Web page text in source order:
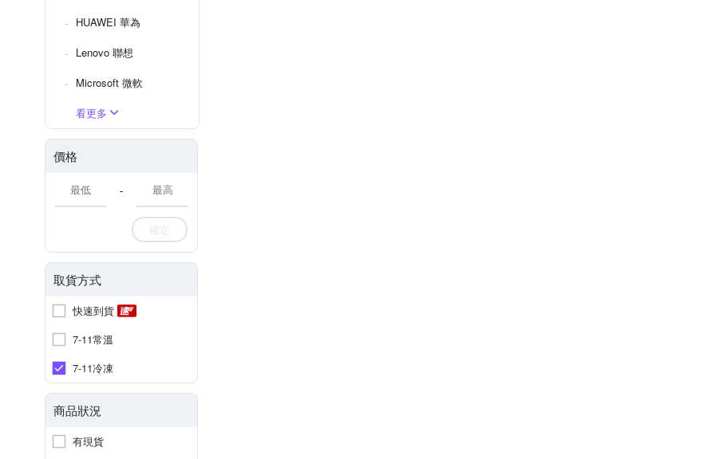
HUAWEI 華為
Lenovo 聯想
Microsoft 微軟
看更多
價格
-
確定
取貨方式
快速到貨
7-11常溫
7-11冷凍
商品狀況
有現貨